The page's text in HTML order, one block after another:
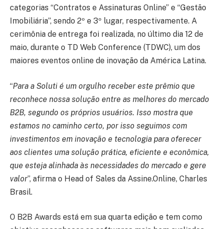
categorias “Contratos e Assinaturas Online” e “Gestão
Imobiliária”, sendo 2º e 3º lugar, respectivamente. A
cerimônia de entrega foi realizada, no último dia 12 de
maio, durante o TD Web Conference (TDWC), um dos
maiores eventos online de inovação da América Latina.
“Para a Soluti é um orgulho receber este prêmio que
reconhece nossa solução entre as melhores do mercado
B2B, segundo os próprios usuários. Isso mostra que
estamos no caminho certo, por isso seguimos com
investimentos em inovação e tecnologia para oferecer
aos clientes uma solução prática, eficiente e econômica,
que esteja alinhada às necessidades do mercado e gere
valor”, afirma o Head of Sales da Assine.Online, Charles
Brasil.
O B2B Awards está em sua quarta edição e tem como